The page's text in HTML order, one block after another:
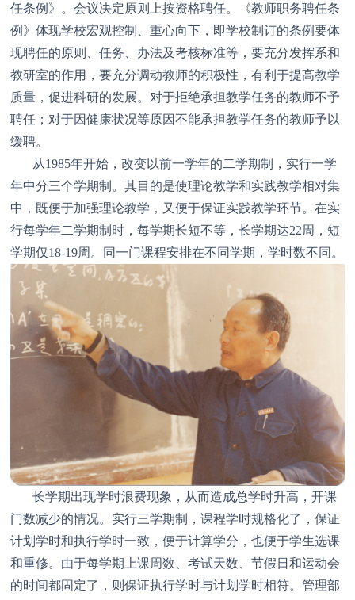
任条例》。会议决定原则上按资格聘任。《教师职务聘任条
例》体现学校宏观控制、重心向下，即学校制订的条例要体
现聘任的原则、任务、办法及考核标准等，要充分发挥系和
教研室的作用，要充分调动教师的积极性，有利于提高教学
质量，促进科研的发展。对于拒绝承担教学任务的教师不予
聘任；对于因健康状况等原因不能承担教学任务的教师予以
缓聘。
从1985年开始，改变以前一学年的二学期制，实行一学
年中分三个学期制。其目的是使理论教学和实践教学相对集
中，既便于加强理论教学，又便于保证实践教学环节。在实
行每学年二学期制时，每学期长短不等，长学期达22周，短
学期仅18-19周。同一门课程安排在不同学期，学时数不同。
长学期出现学时浪费现象，从而造成总学时升高，开课
门数减少的情况。实行三学期制，课程学时规格化了，保证
计划学时和执行学时一致，便于计算学分，也便于学生选课
和重修。由于每学期上课周数、考试天数、节假日和运动会
的时间都固定了，则保证执行学时与计划学时相符。管理部